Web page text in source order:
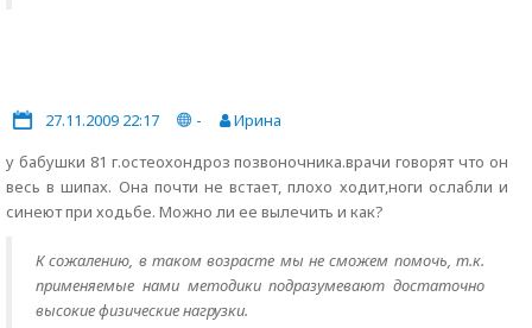
27.11.2009 22:17 -
Ирина
у бабушки 81 г.остеохондроз позвоночника.врачи говорят что он
весь в шипах. Она почти не встает, плохо ходит,ноги ослабли и
синеют при ходьбе. Можно ли ее вылечить и как?
К сожалению, в таком возрасте мы не сможем помочь, т.к.
применяемые нами методики подразумевают достаточно
высокие физические нагрузки.